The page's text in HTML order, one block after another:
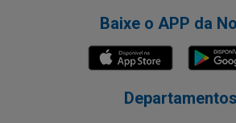
Baixe o APP da
Departamentos